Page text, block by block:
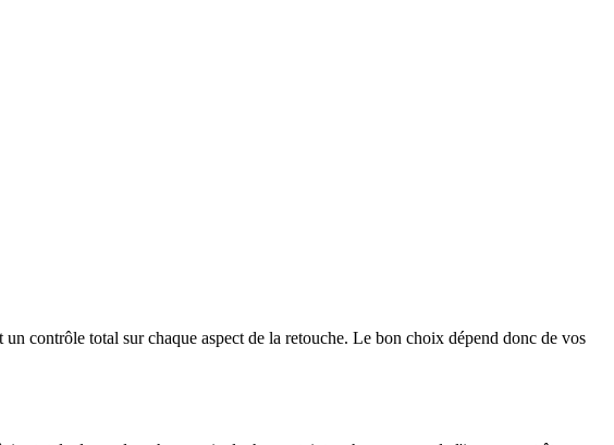
contrôle total sur chaque aspect de la retouche. Le bon choix dépend donc de vos